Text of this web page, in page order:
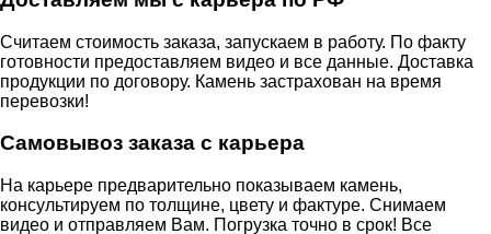
Считаем стоимость заказа, запускаем в работу. По факту
готовности предоставляем видео и все данные. Доставка
продукции по договору. Камень застрахован на время
перевозки!
Самовывоз заказа с карьера
На карьере предварительно показываем камень,
консультируем по толщине, цвету и фактуре. Снимаем
видео и отправляем Вам. Погрузка точно в срок! Все